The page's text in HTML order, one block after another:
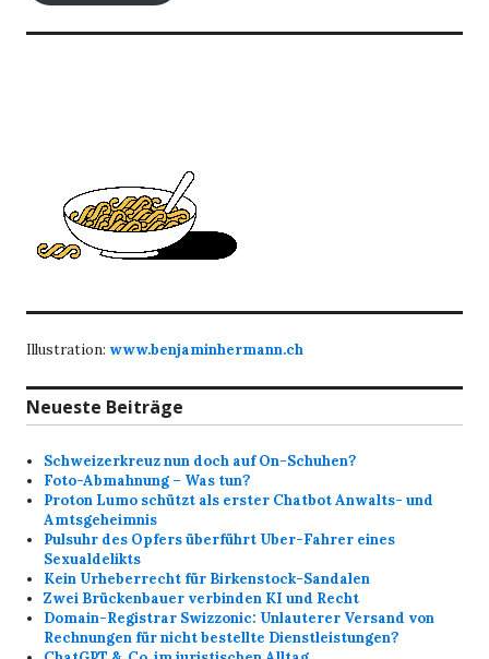
Illustration: www.benjaminhermann.ch
Neueste Beiträge
Schweizerkreuz nun doch auf On-Schuhen?
Foto-Abmahnung – Was tun?
Proton Lumo schützt als erster Chatbot Anwalts- und
Amtsgeheimnis
Pulsuhr des Opfers überführt Uber-Fahrer eines
Sexualdelikts
Kein Urheberrecht für Birkenstock-Sandalen
Zwei Brückenbauer verbinden KI und Recht
Domain-Registrar Swizzonic: Unlauterer Versand von
Rechnungen für nicht bestellte Dienstleistungen?